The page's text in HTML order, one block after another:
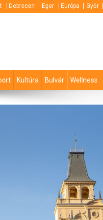
Debrecen Eger Európa Győr
Kultúra Bulvár Wellness